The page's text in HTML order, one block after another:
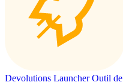
Devolutions Launcher Outil